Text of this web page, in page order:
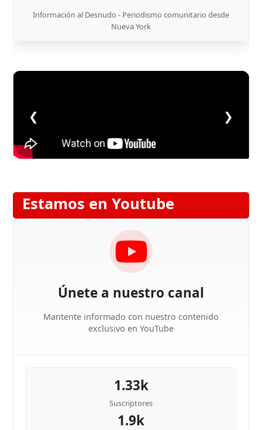
Información al Desnudo - Periodismo comunitario desde
Nueva York
❮ ❯
Estamos en Youtube
Únete a nuestro canal
Mantente informado con nuestro contenido
exclusivo en YouTube
1.33k
Suscriptores
1.9k